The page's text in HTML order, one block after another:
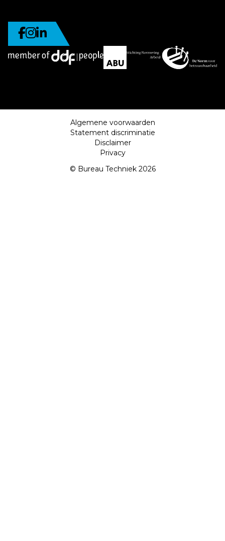
Algemene voorwaarden
Statement discriminatie
Disclaimer
Privacy
© Bureau Techniek 2026